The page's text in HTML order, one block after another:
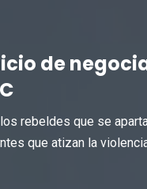
de
rebeldes que se
que atizan la